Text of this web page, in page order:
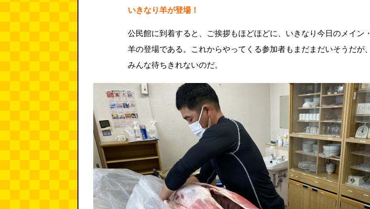
いきなり羊が登場！
公民館に到着すると、ご挨拶もほどほどに、いきなり今日のメイン・
羊の登場である。これからやってくる参加者もまだまだいそうだが、
みんな待ちきれないのだ。